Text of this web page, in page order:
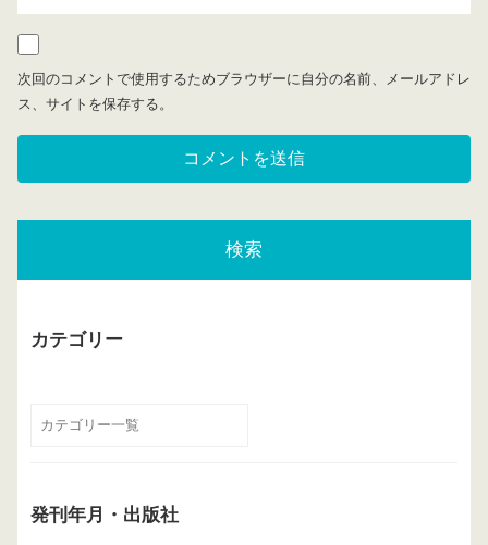
次回のコメントで使用するためブラウザーに自分の名前、メールアドレ
ス、サイトを保存する。
検索
カテゴリー
発刊年月・出版社